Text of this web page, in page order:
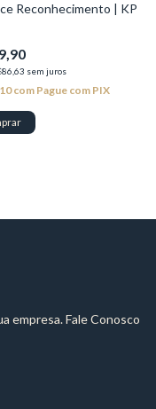
Reconhecimento | KP
sem juros
com Pague com PIX
empresa. Fale Conosco